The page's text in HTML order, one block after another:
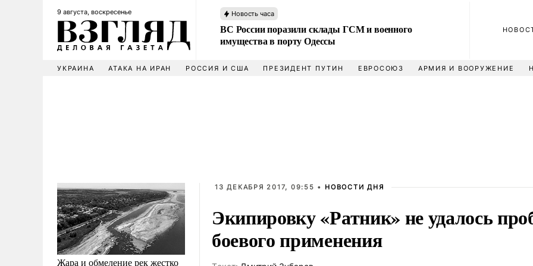
9 августа, воскресенье Новость часа
ВС России поразили склады ГСМ и военного
имущества в порту Одессы
УКРАИНА АТАКА НА ИРАН РОССИЯ И США ПРЕЗИДЕНТ ПУТИН ЕВРОСОЮЗ АРМИЯ И ВООРУЖЕНИЕ
Жара и обмеление рек жестко
13 ДЕКАБРЯ 2017, 09:55 • НОВОСТИ ДНЯ
Экипировку «Ратник» не удалось
боевого применения